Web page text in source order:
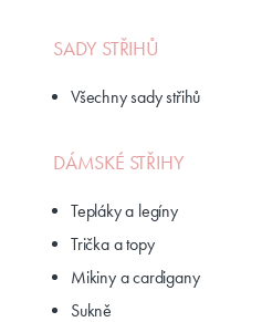
SADY STŘIHŮ
Všechny sady střihů
DÁMSKÉ STŘIHY
Tepláky a legíny
Trička a topy
Mikiny a cardigany
Sukně